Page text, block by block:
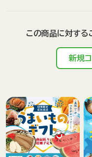
この商品に対する
新規